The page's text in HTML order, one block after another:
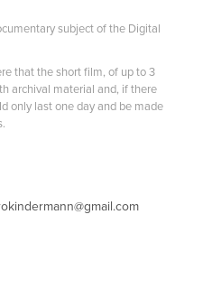
subject of the Digital
that the short film, of up to 3
archival material and, if there
only last one day and be made